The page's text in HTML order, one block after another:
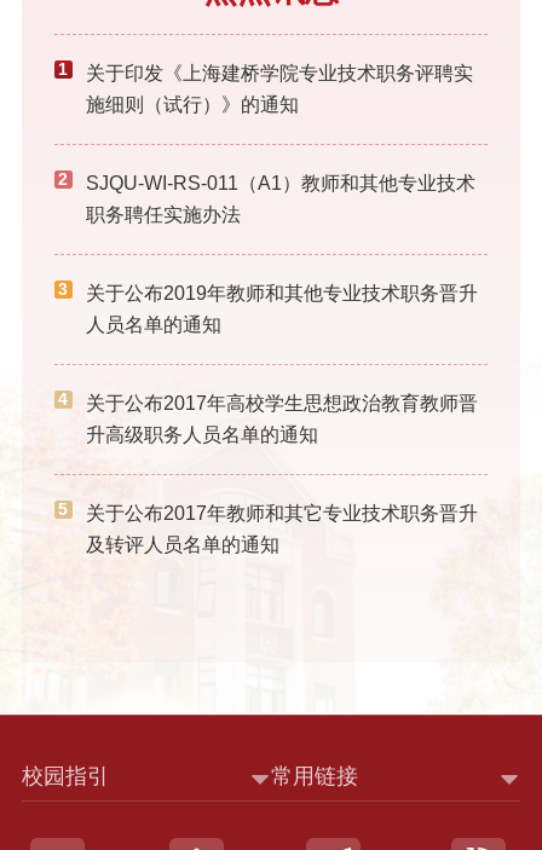
1
关于印发《上海建桥学院专业技术职务评聘实
施细则（试行）》的通知
2
SJQU-WI-RS-011（A1）教师和其他专业技术
职务聘任实施办法
3
关于公布2019年教师和其他专业技术职务晋升
人员名单的通知
4
关于公布2017年高校学生思想政治教育教师晋
升高级职务人员名单的通知
5
关于公布2017年教师和其它专业技术职务晋升
及转评人员名单的通知
校园指引 常用链接